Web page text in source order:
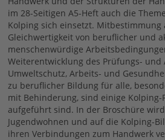
im 28-Seitigen A5-Heft auch die
Kolping sich einsetzt. Mitbestimmung
Gleichwertigkeit von beruflicher und
menschenwürdige
Weiterentwicklung des Prüfungs- und
Umweltschutz, Arbeits- und
zu beruflicher Bildung für alle,
mit Behinderung, sind einige Kolping-
aufgeführt sind. In der Broschüre
Jugendwohnen und auf die Kolping-
ihren Verbindungen zum Handwerk